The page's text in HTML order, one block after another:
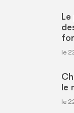
le
le
le